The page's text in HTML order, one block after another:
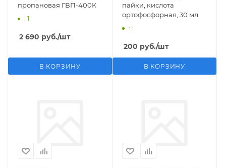
пропановая ГВП-400К
: 1
2 690 руб./шт
В КОРЗИНУ
пайки, кислота
ортофосфорная, 30 мл
: 1
200 руб./шт
В КОРЗИНУ